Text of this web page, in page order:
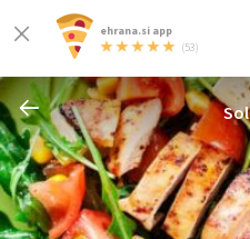
ehrana.si app
(53)